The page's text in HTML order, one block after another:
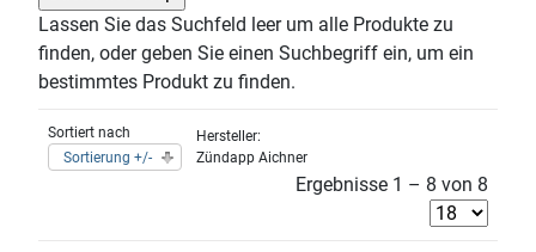
Lassen Sie das Suchfeld leer um alle Produkte zu
finden, oder geben Sie einen Suchbegriff ein, um ein
bestimmtes Produkt zu finden.
Sortiert nach
Sortierung +/-
Hersteller:
Zündapp Aichner
Ergebnisse 1 – 8 von 8